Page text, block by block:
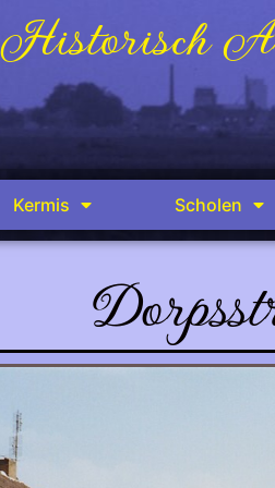
Historisch
Kermis Scholen